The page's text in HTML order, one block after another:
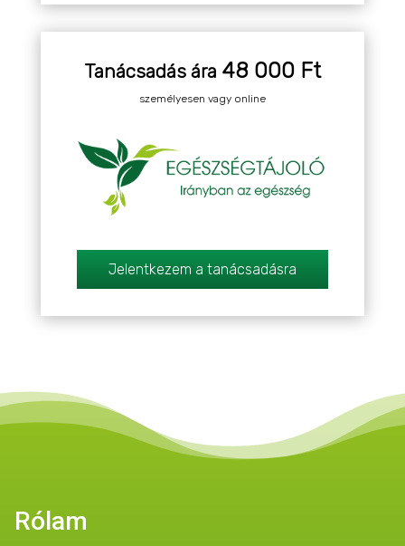
Tanácsadás ára 48 000 Ft
személyesen vagy online
Jelentkezem a tanácsadásra
Rólam